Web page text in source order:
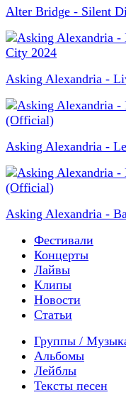
Alter Bridge - Silent
Asking Alexandria -
Asking Alexandria -
Asking Alexandria -
Фестивали
Концерты
Лайвы
Клипы
Новости
Статьи
Группы /
Альбомы
Лейблы
Тексты песен